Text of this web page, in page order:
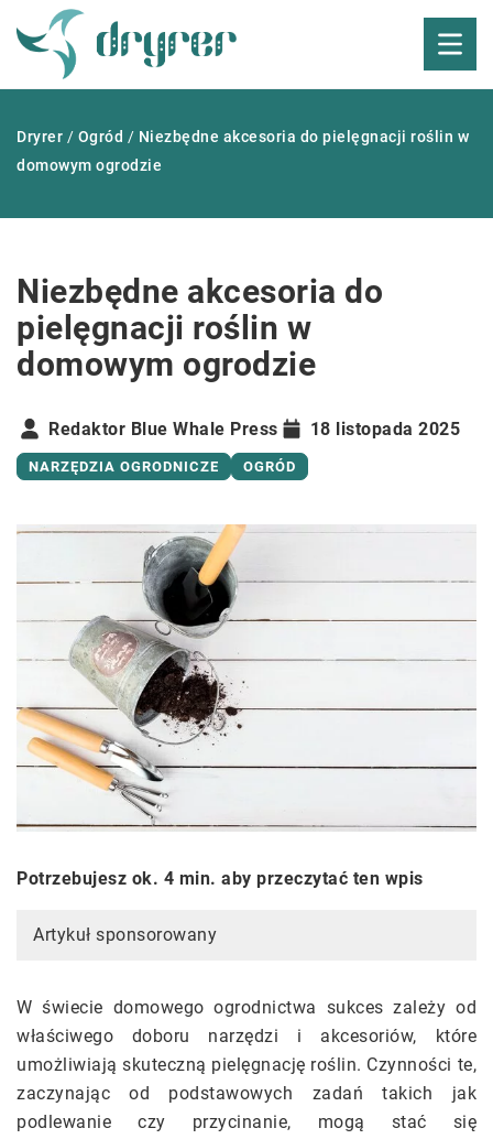
Dryrer / Ogród / Niezbędne akcesoria do pielęgnacji roślin w
domowym ogrodzie
Niezbędne akcesoria do
pielęgnacji roślin w
domowym ogrodzie
Redaktor Blue Whale Press 18 listopada 2025
NARZĘDZIA OGRODNICZE OGRÓD
Potrzebujesz ok. 4 min. aby przeczytać ten wpis
Artykuł sponsorowany
W świecie domowego ogrodnictwa sukces zależy od
właściwego doboru narzędzi i akcesoriów, które
umożliwiają skuteczną pielęgnację roślin. Czynności te,
zaczynając od podstawowych zadań takich jak
podlewanie czy przycinanie, mogą stać się